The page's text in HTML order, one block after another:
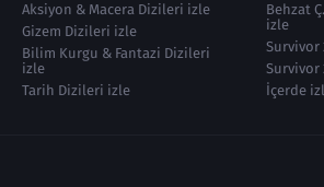
Aksiyon & Macera Dizileri izle
Gizem Dizileri izle
Bilim Kurgu & Fantazi Dizileri
izle
Tarih Dizileri izle
Behzat
izle
Survivor
Survivor
İçerde